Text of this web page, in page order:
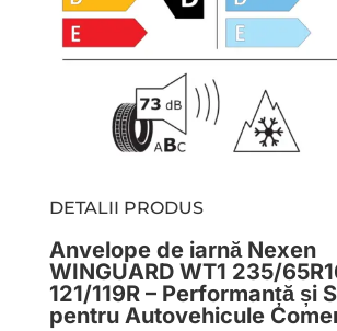
DETALII PRODUS
Anvelope de iarnă Nexen
WINGUARD WT1 235/
121/119R – Performanță și
pentru Autovehicule